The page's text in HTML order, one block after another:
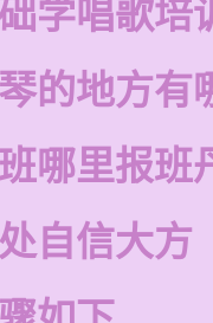
学唱歌培
的地方有
哪里报班
自信大方